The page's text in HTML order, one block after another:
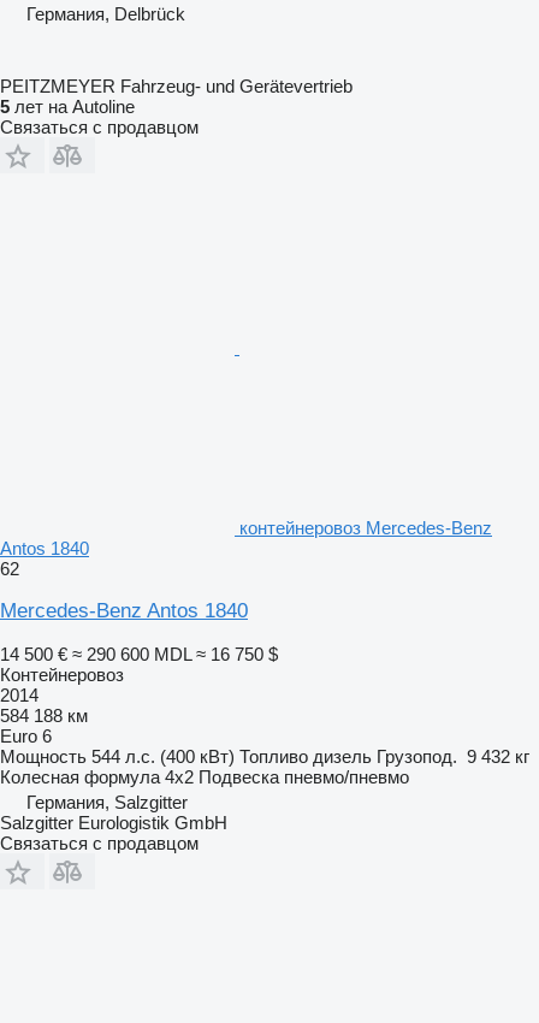
Германия, Delbrück
PEITZMEYER Fahrzeug- und Gerätevertrieb
5 лет на Autoline
Связаться с продавцом
контейнеровоз Mercedes-Benz
Antos 1840
62
Mercedes-Benz Antos 1840
14 500 € ≈ 290 600 MDL ≈ 16 750 $
Контейнеровоз
2014
584 188 км
Euro 6
Мощность 544 л.с. (400 кВт) Топливо дизель Грузопод. 9 432 кг
Колесная формула 4x2 Подвеска пневмо/пневмо
Германия, Salzgitter
Salzgitter Eurologistik GmbH
Связаться с продавцом